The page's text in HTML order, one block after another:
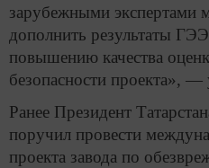
зарубежными экспертами
дополнить результаты
повышению качества
безопасности проекта», —
Ранее Президент
поручил провести
проекта завода по